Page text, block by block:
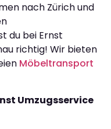
nach Zürich und
du bei Ernst
richtig! Wir bieten
Möbeltransport
Umzugsservice